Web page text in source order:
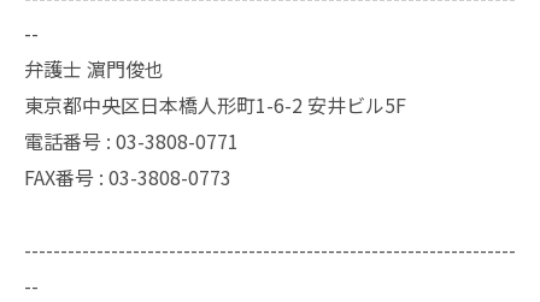
--
弁護士 濵門俊也
東京都中央区日本橋人形町1-6-2 安井ビル5F
電話番号 : 03-3808-0771
FAX番号 : 03-3808-0773
--------------------------------------------------------------------
--